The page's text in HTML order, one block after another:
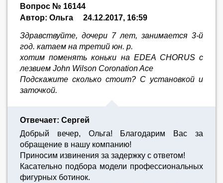
Вопрос № 16144
Автор: Ольга
24.12.2017, 16:59
Здравствуйте, дочери 7 лет, занимается 3-й
год. катаем на третий юн. р.
хотим поменять коньки на EDEA CHORUS с
лезвием John Wilson Coronation Ace
Подскажите сколько стоит? С установкой и
заточкой.
Отвечает: Сергей
Добрый вечер, Ольга! Благодарим Вас за
обращение в нашу компанию!
Приносим извинения за задержку с ответом!
Касательно подбора модели профессиональных
фигурных ботинок.